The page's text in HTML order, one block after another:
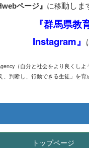
ページ』 に移動しま
『群馬県教
Instagram』
（自分と社会をより良くし
、判断し、行動できる生徒」を
トップページ